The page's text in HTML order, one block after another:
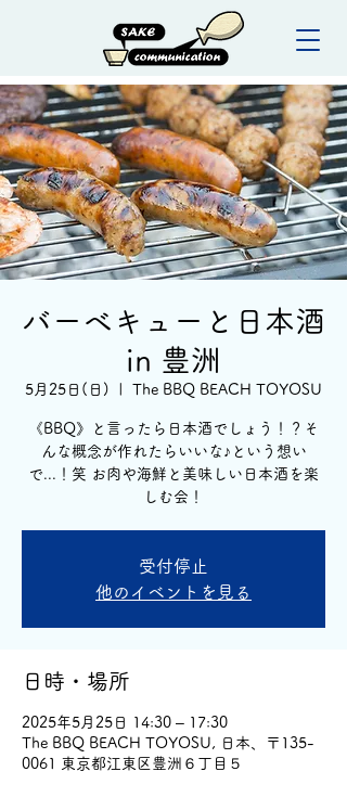
バーベキューと日本酒
in 豊洲
5月25日(日) The BBQ BEACH TOYOSU
《BBQ》と言ったら日本酒でしょう！？そ
んな概念が作れたらいいな♪という想い
で...！笑 お肉や海鮮と美味しい日本酒を楽
しむ会！
受付停止
他のイベントを見る
日時・場所
2025年5月25日 14:30 – 17:30
The BBQ BEACH TOYOSU, 日本、〒135-
0061 東京都江東区豊洲６丁目５